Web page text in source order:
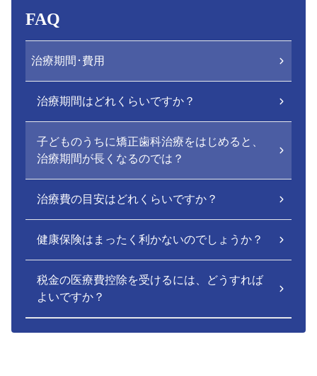
FAQ
治療期間･費用
治療期間はどれくらいですか？
子どものうちに矯正歯科治療をはじめると、
治療期間が長くなるのでは？
治療費の目安はどれくらいですか？
健康保険はまったく利かないのでしょうか？
税金の医療費控除を受けるには、どうすれば
よいですか？